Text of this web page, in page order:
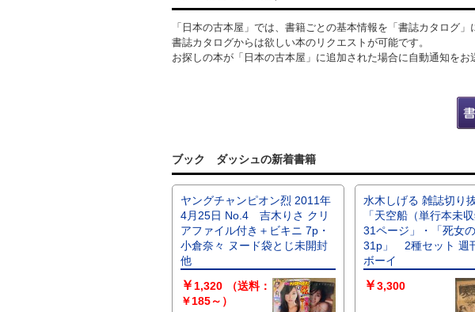
「日本の古本屋」では、書籍ごとの基本情報を「書誌カタログ」
書誌カタログからは欲しい本のリクエストが可能です。
お探しの本が「日本の古本屋」に追加された場合に自動通知をお
ブック ダッシュの新着書籍
ヤングチャンピオン烈 2011年
4月25日 No.4 吉木りさ クリ
アファイル付き＋ビキニ 7p・
小倉奈々 ヌード袋とじ未開封
他
￥ 1,320
（送料：
￥185～）
水木しげる 雑誌切り
「天空船（単行本未収
31ページ」・「死女
31p」 2種セット 週
ボーイ
￥3,300